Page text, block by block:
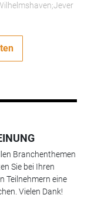
Branchenthemen
Sie bei Ihren
Teilnehmern eine
Vielen Dank!